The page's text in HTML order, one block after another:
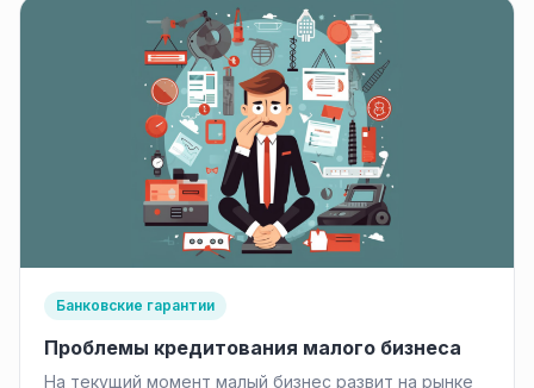
Банковские гарантии
Проблемы кредитования малого бизнеса
На текущий момент малый бизнес развит на рынке